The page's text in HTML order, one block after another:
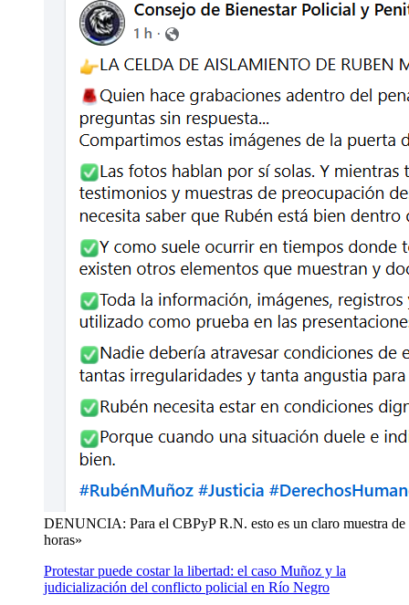
DENUNCIA: Para el CBPyP R.N. esto es un claro muestra
horas»
Protestar puede costar la libertad: el caso Muñoz y la
judicialización del conflicto policial en Río Negro